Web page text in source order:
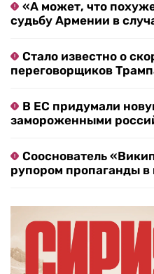
«А может, что
судьбу Армении в
Стало известно о
переговорщиков
В ЕС придумали
замороженными
Сооснователь
рупором пропаганды